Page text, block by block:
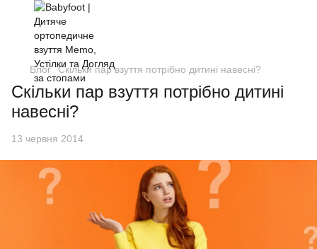
Блог Скільки пар взуття потрібно дитині навесні?
Скільки пар взуття потрібно дитині
навесні?
13 червня 2014